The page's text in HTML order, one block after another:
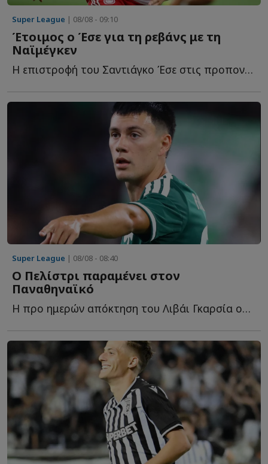
Super League | 08/08 - 09:10
Έτοιμος ο Έσε για τη ρεβάνς με τη
Ναϊμέγκεν
Η επιστροφή του Σαντιάγκο Έσε στις προπονήσεις αλλάζει τ...
Super League | 08/08 - 08:40
Ο Πελίστρι παραμένει στον
Παναθηναϊκό
Η προ ημερών απόκτηση του Λιβάι Γκαρσία ουσιαστικά ο...